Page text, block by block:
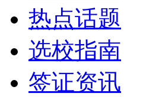
热点话题
选校指南
签证资讯